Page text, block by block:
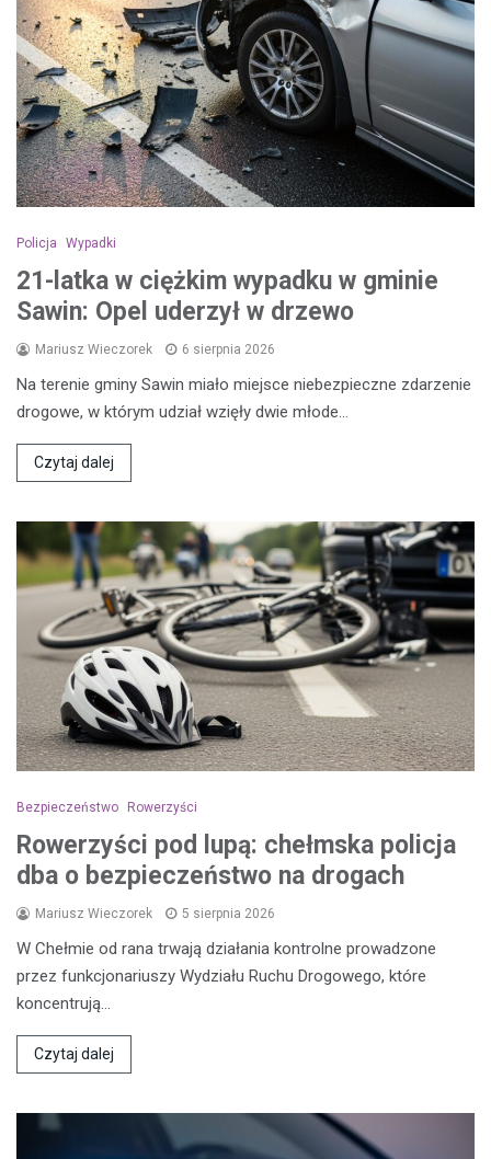
Policja Wypadki
21-latka w ciężkim wypadku w gminie
Sawin: Opel uderzył w drzewo
Mariusz Wieczorek 6 sierpnia 2026
Na terenie gminy Sawin miało miejsce niebezpieczne zdarzenie
drogowe, w którym udział wzięły dwie młode…
Czytaj dalej
Bezpieczeństwo Rowerzyści
Rowerzyści pod lupą: chełmska policja
dba o bezpieczeństwo na drogach
Mariusz Wieczorek 5 sierpnia 2026
W Chełmie od rana trwają działania kontrolne prowadzone
przez funkcjonariuszy Wydziału Ruchu Drogowego, które
koncentrują…
Czytaj dalej